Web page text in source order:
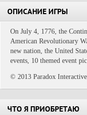
ОПИСАНИЕ ИГРЫ
On July 4, 1776, the
American Revolutionary
new nation, the United
events, 10 themed event
© 2013 Paradox
ЧТО Я ПРИОБРЕТАЮ